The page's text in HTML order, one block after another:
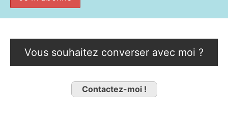
Vous souhaitez converser avec moi ?
Contactez-moi !